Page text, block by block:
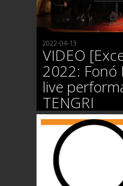
2022-04-13
VIDEO
2022: Fonó
live
TENGRI